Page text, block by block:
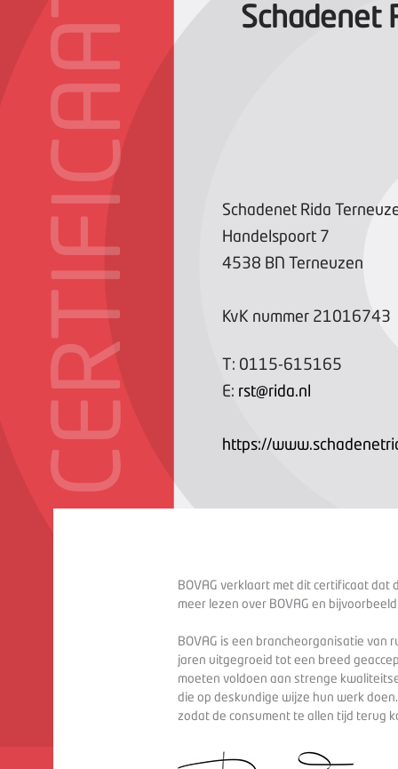
CERTIFICAAT Schadenet
Schadenet Rida
Handelspoort 7
4538 BN Terneuzen
KvK nummer 21016743
T: 0115-615165
E: rst@rida.nl
https://
BOVAG verklaart met dit certificaat dat
meer lezen over BOVAG en
BOVAG is een brancheorganisatie van
jaren uitgegroeid tot een breed
moeten voldoen aan strenge
die op deskundige wijze hun werk
zodat de consument te allen tijd terug